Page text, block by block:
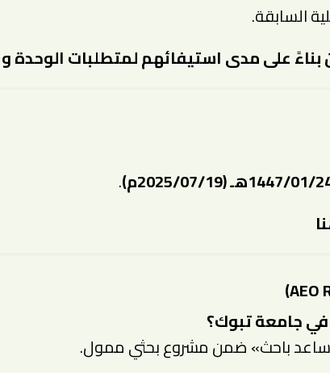
السابقة.
بناءً على مدى استيفائهم لمتطلبات الوحدة
.
جامعة تبوك؟
باحث» ضمن مشروع بحثي ممول.